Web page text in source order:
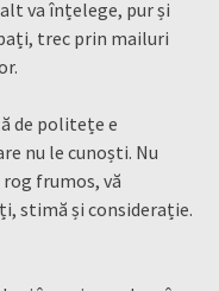
va înțelege, pur și
trec prin mailuri
de politețe e
nu le cunoști. Nu
frumos, vă
stimă și considerație.